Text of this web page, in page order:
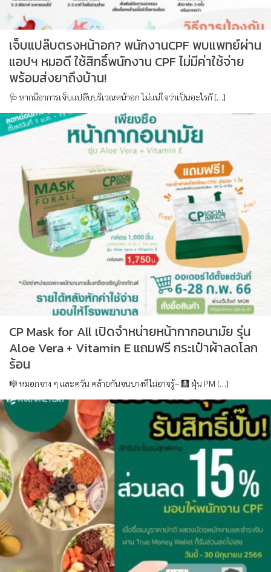
เจ็บแปล๊บตรงหน้าอก? พนักงานCPF พบแพทย์ผ่าน
แอปฯ หมอดี ใช้สิทธิ์พนักงาน CPF ไม่มีค่าใช้จ่าย
พร้อมส่งยาถึงบ้าน!
🩺 หากมีอาการเจ็บแปล๊บบริเวณหน้าอก ไม่แน่ใจว่าเป็นอะไรกั […]
CP Mask for All เปิดจำหน่ายหน้ากากอนามัย รุ่น
Aloe Vera + Vitamin E แถมฟรี กระเป๋าผ้าลดโลก
ร้อน
🎼 หมอกจาง ๆ และควัน คล้ายกันจนบางทีไม่อาจรู้~ 🩻 ฝุ่น PM […]